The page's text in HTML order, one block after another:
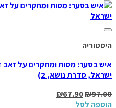
Add to wishlist
היסטוריה
איש בסער: מסות ומחקרים על זאב
ישראל, סדרת נושא, 2)
₪97.00
₪67.90
הוספה לסל